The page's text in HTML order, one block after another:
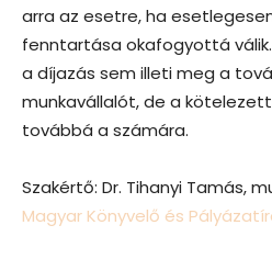
arra az esetre, ha
fenntartása okafogyottá
a díjazás sem illeti meg a
munkavállalót, de a
továbbá a számára.
Szakértő: Dr. Tihanyi Tamás,
Magyar Könyvelő és